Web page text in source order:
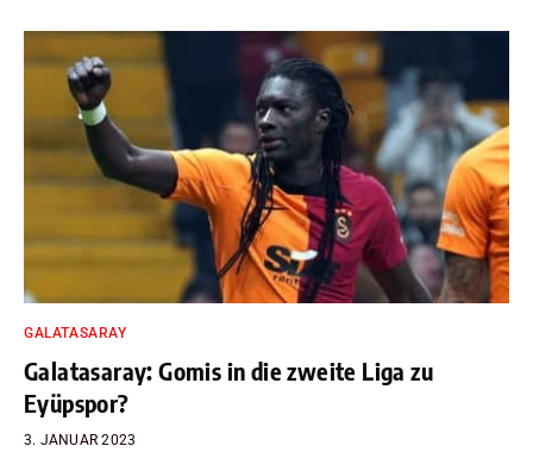
GALATASARAY
Galatasaray: Gomis in die zweite Liga zu
Eyüpspor?
3. JANUAR 2023